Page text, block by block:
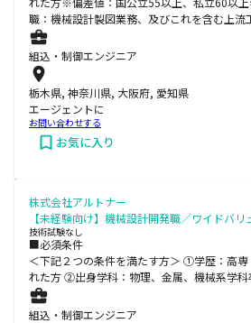
職：機械設計製図業務、及びこれを含む上流
組込・制御エンジニア
栃木県, 神奈川県, 大阪府, 愛知県
エージェントに
お問い合わせする
お気に入り
株式会社アルトナー
【未経験向け】機械設計開発職／ワイドバリ
技術試験なし
■必須条件
＜下記２つの条件を満たす方＞ ①学歴：高
れた方 ②出身学科：物理、金属、機械系学科
組込・制御エンジニア